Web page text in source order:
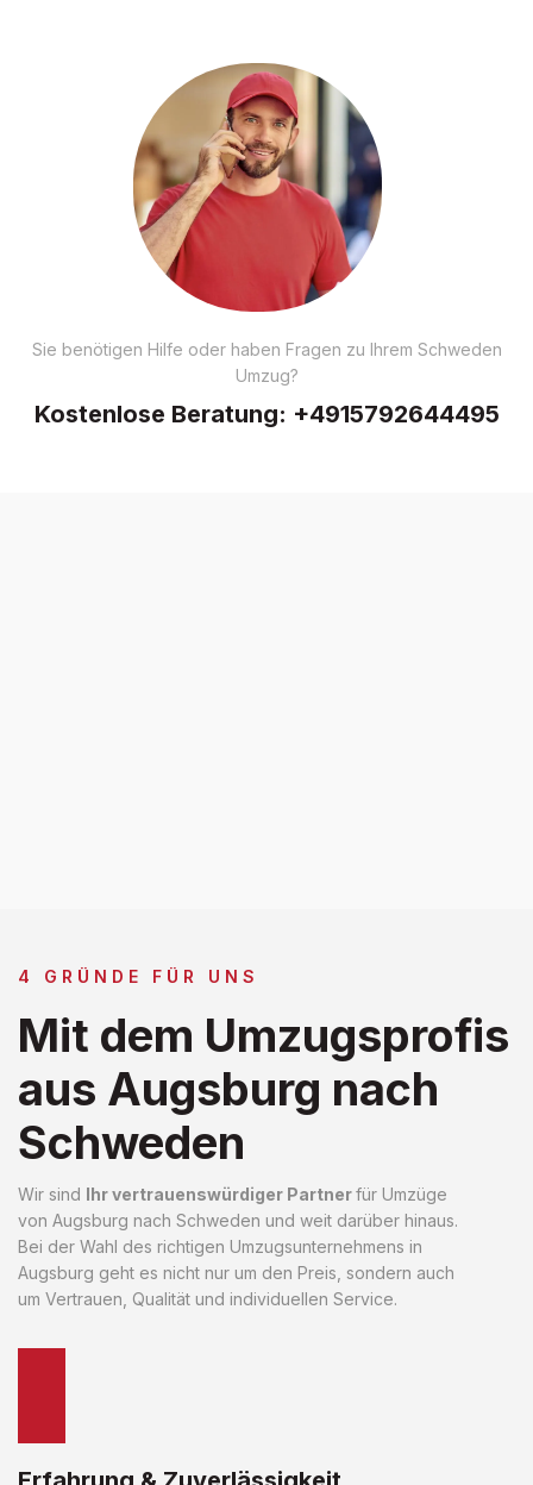
Sie benötigen Hilfe oder haben Fragen zu Ihrem Schweden
Umzug?
Kostenlose Beratung: +4915792644495
4 GRÜNDE FÜR UNS
Mit dem Umzugsprofis
aus Augsburg nach
Schweden
Wir sind Ihr vertrauenswürdiger Partnerfür Umzüge
von Augsburg nach Schweden und weit darüber hinaus.
Bei der Wahl des richtigen Umzugsunternehmens in
Augsburg geht es nicht nur um den Preis, sondern auch
um Vertrauen, Qualität und individuellen Service.